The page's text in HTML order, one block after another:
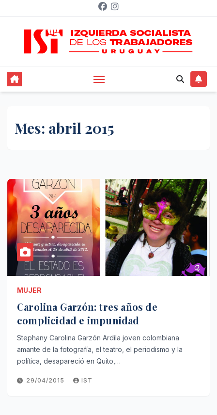
contenido
Mes: abril 2015
MUJER
Carolina Garzón: tres años de
complicidad e impunidad
Stephany Carolina Garzón Ardila joven colombiana
amante de la fotografía, el teatro, el periodismo y la
política, desapareció en Quito,…
29/04/2015 IST